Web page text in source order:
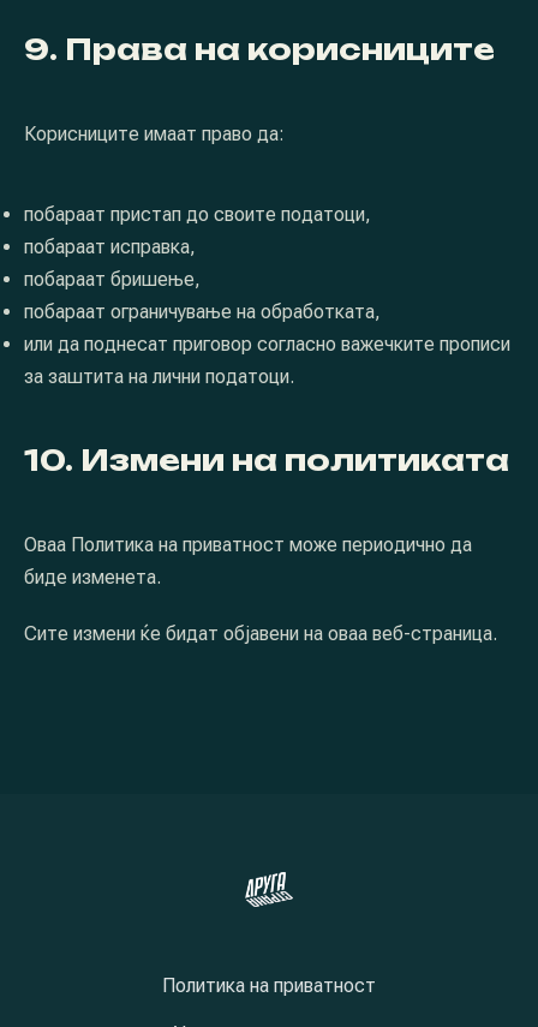
9. Права на корисниците
Корисниците имаат право да:
побараат пристап до своите податоци,
побараат исправка,
побараат бришење,
побараат ограничување на обработката,
или да поднесат приговор согласно важечките прописи
за заштита на лични податоци.
10. Измени на политиката
Оваа Политика на приватност може периодично да
биде изменета.
Сите измени ќе бидат објавени на оваа веб-страница.
Политика на приватност